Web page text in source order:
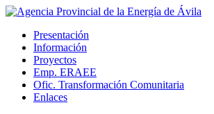
Presentación
Información
Proyectos
Emp. ERAEE
Ofic. Transformación Comunitaria
Enlaces